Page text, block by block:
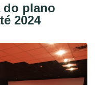
do plano
2024